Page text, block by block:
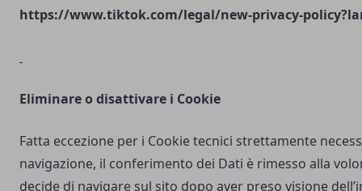
https://www.tiktok.com/legal/new-privacy-
Eliminare o disattivare i Cookie
Fatta eccezione per i Cookie tecnici strettamente
navigazione, il conferimento dei Dati è rimesso alla
decide di navigare sul sito dopo aver preso visione